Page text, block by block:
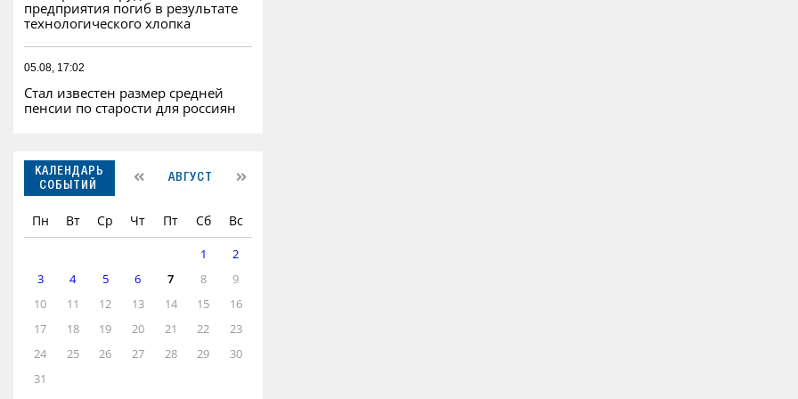
предприятия погиб в результате
технологического хлопка
05.08, 17:02
Стал известен размер средней
пенсии по старости для россиян
КАЛЕНДАРЬ
СОБЫТИЙ
АВГУСТ
Пн Вт Ср Чт Пт Сб Вс
1
2
3
4 5 6 7 8
9
10
11 12 13 14 15
16
17
18 19 20 21 22
23
24
25 26 27 28 29
30
31